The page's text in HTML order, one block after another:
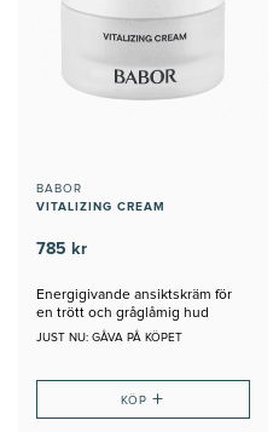
BABOR
VITALIZING CREAM
785 kr
Energigivande ansiktskräm för
en trött och gråglåmig hud
JUST NU: GÅVA PÅ KÖPET
KÖP+